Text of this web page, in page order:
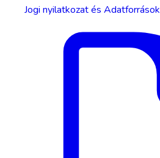
Jogi nyilatkozat és Adatforrások